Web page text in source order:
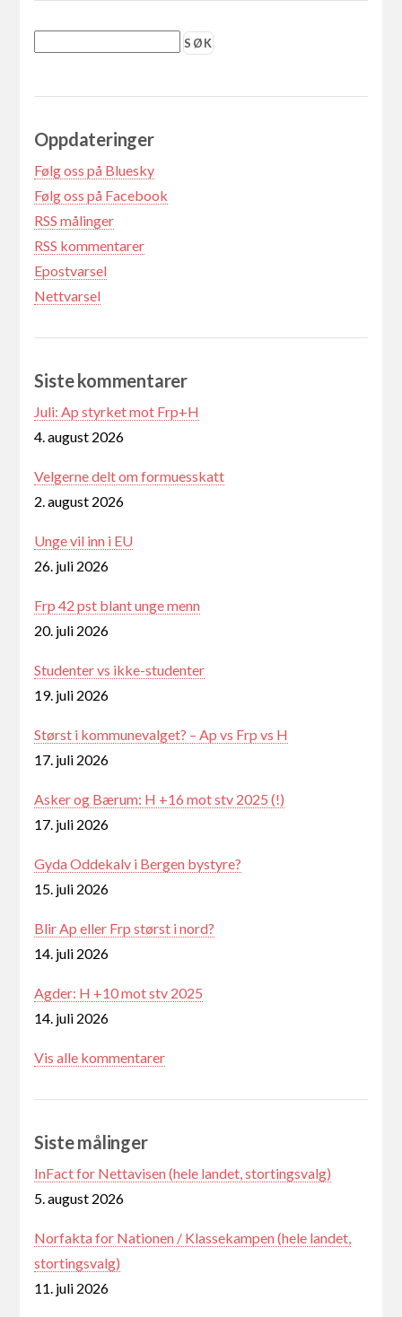
Oppdateringer
Følg oss på Bluesky
Følg oss på Facebook
RSS målinger
RSS kommentarer
Epostvarsel
Nettvarsel
Siste kommentarer
Juli: Ap styrket mot Frp+H
4. august 2026
Velgerne delt om formuesskatt
2. august 2026
Unge vil inn i EU
26. juli 2026
Frp 42 pst blant unge menn
20. juli 2026
Studenter vs ikke-studenter
19. juli 2026
Størst i kommunevalget? – Ap vs Frp vs H
17. juli 2026
Asker og Bærum: H +16 mot stv 2025 (!)
17. juli 2026
Gyda Oddekalv i Bergen bystyre?
15. juli 2026
Blir Ap eller Frp størst i nord?
14. juli 2026
Agder: H +10 mot stv 2025
14. juli 2026
Vis alle kommentarer
Siste målinger
InFact for Nettavisen (hele landet, stortingsvalg)
5. august 2026
Norfakta for Nationen / Klassekampen (hele landet,
stortingsvalg)
11. juli 2026